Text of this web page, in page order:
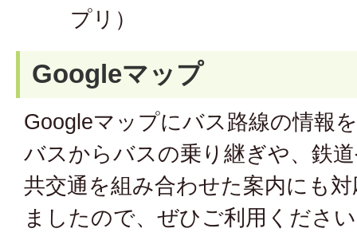
プリ）
Googleマップ
Googleマップにバス路線の情報
バスからバスの乗り継ぎや、鉄
共交通を組み合わせた案内にも
ましたので、ぜひご利用くださ